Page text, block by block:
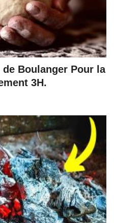
de Boulanger Pour la
3H.